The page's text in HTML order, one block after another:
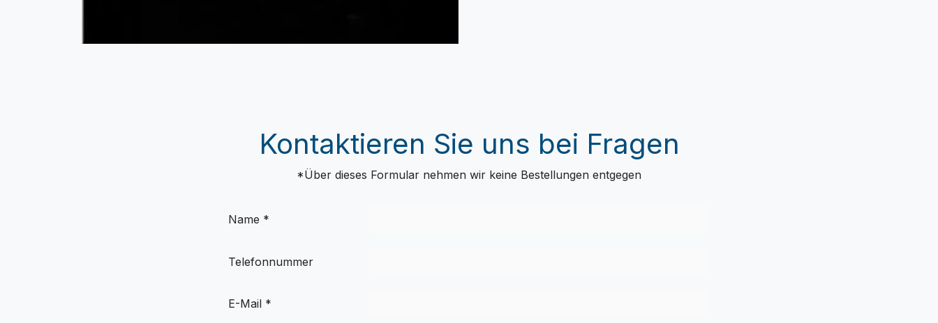
Kontaktieren Sie uns bei Fragen
*Über dieses Formular nehmen wir keine Bestellungen entgegen
Name *
Telefonnummer
E-Mail *